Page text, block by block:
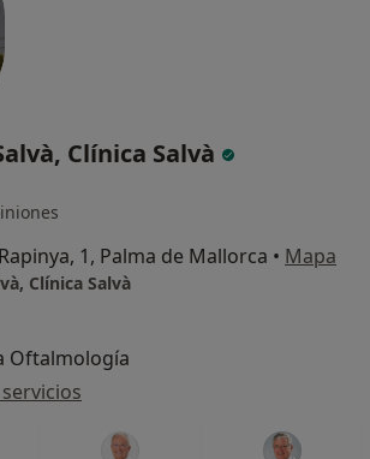
Clínica Salvà
1, Palma de Mallorca • Mapa
Clínica Salvà
Oftalmología